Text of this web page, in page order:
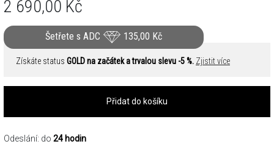
2 690,00 Kč
Šetřete s ADC 135,00 Kč
Získáte status GOLD na začátek a trvalou slevu -5 %. Zjistit více
Přidat do košíku
Odeslání: do 24 hodin